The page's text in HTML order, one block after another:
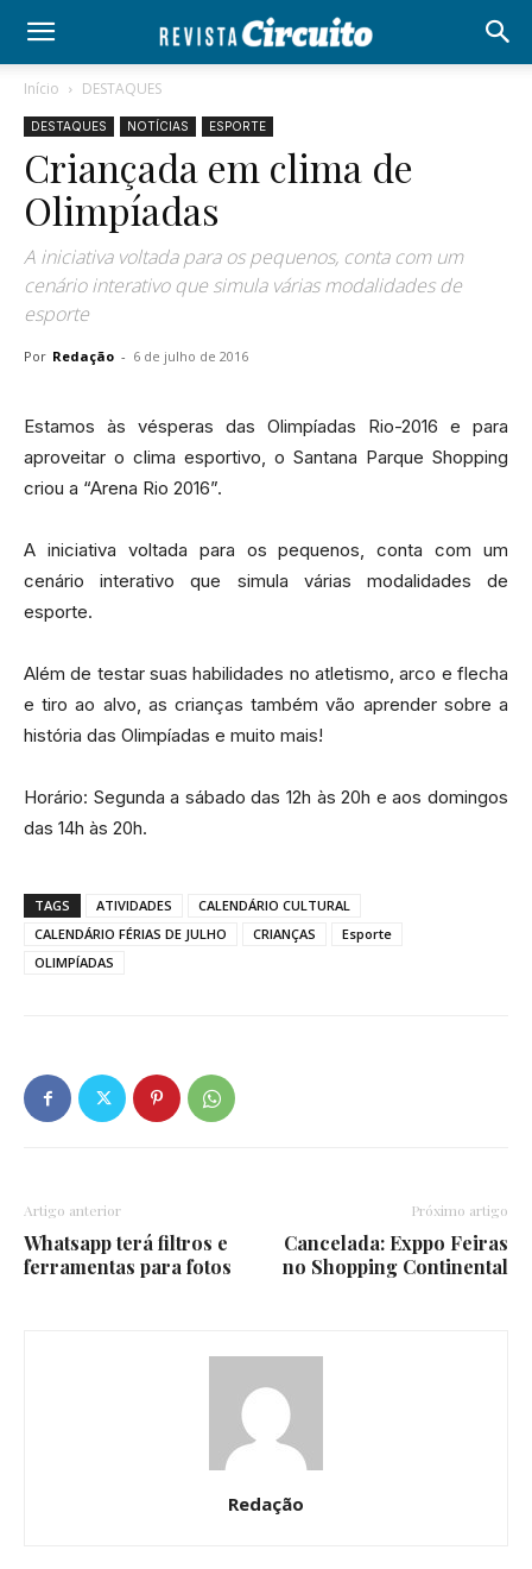
Início DESTAQUES
DESTAQUES NOTÍCIAS ESPORTE
Criançada em clima de
Olimpíadas
A iniciativa voltada para os pequenos, conta com um
cenário interativo que simula várias modalidades de
esporte
Por Redação - 6 de julho de 2016
Estamos às vésperas das Olimpíadas Rio-2016 e para
aproveitar o clima esportivo, o Santana Parque Shopping
criou a “Arena Rio 2016”.
A iniciativa voltada para os pequenos, conta com um
cenário interativo que simula várias modalidades de
esporte.
Além de testar suas habilidades no atletismo, arco e flecha
e tiro ao alvo, as crianças também vão aprender sobre a
história das Olimpíadas e muito mais!
Horário: Segunda a sábado das 12h às 20h e aos domingos
das 14h às 20h.
TAGS ATIVIDADES
CALENDÁRIO CULTURAL
CALENDÁRIO FÉRIAS DE JULHO
CRIANÇAS
Esporte
OLIMPÍADAS
Artigo anterior
Whatsapp terá filtros e
ferramentas para fotos
Próximo artigo
Cancelada: Exppo Feiras
no Shopping Continental
Redação